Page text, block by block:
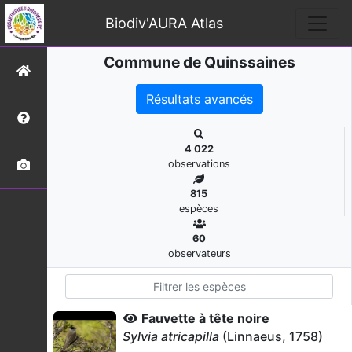
Biodiv'AURA Atlas
Commune de Quinssaines
Résultats avancés
4 022
observations
815
espèces
60
observateurs
Fauvette à tête noire
Sylvia atricapilla (Linnaeus, 1758)